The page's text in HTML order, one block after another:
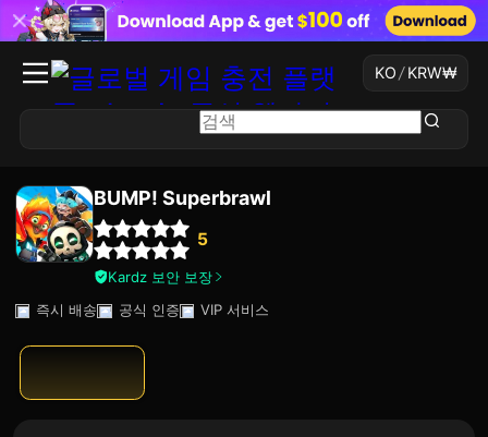
KO/ KRW₩
BUMP! Superbrawl
5
Kardz 보안 보장
즉시 배송
공식 인증 VIP 서비스